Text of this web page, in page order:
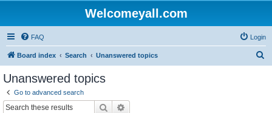
Welcomeyall.com
FAQ Login
Board index Search Unanswered topics
Unanswered topics
Go to advanced search
Search